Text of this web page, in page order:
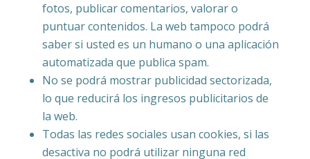
fotos, publicar comentarios, valorar o
puntuar contenidos. La web tampoco podrá
saber si usted es un humano o una aplicación
automatizada que publica spam.
No se podrá mostrar publicidad sectorizada,
lo que reducirá los ingresos publicitarios de
la web.
Todas las redes sociales usan cookies, si las
desactiva no podrá utilizar ninguna red